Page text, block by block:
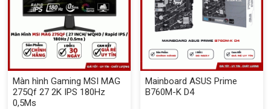
Màn hình Gaming MSI MAG
275Qf 27 2K IPS 180Hz
0,5Ms
Mainboard ASUS Prime
B760M-K D4